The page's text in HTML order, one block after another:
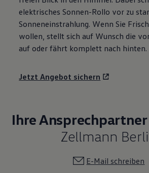
elektrisches Sonnen-Rollo vor zu
Sonneneinstrahlung. Wenn Sie
wollen, stellt sich auf Wunsch die
auf oder fährt komplett nach hinten.
Jetzt Angebot sichern
Ihre Ansprechpartner
Zellmann
E-Mail schreiben